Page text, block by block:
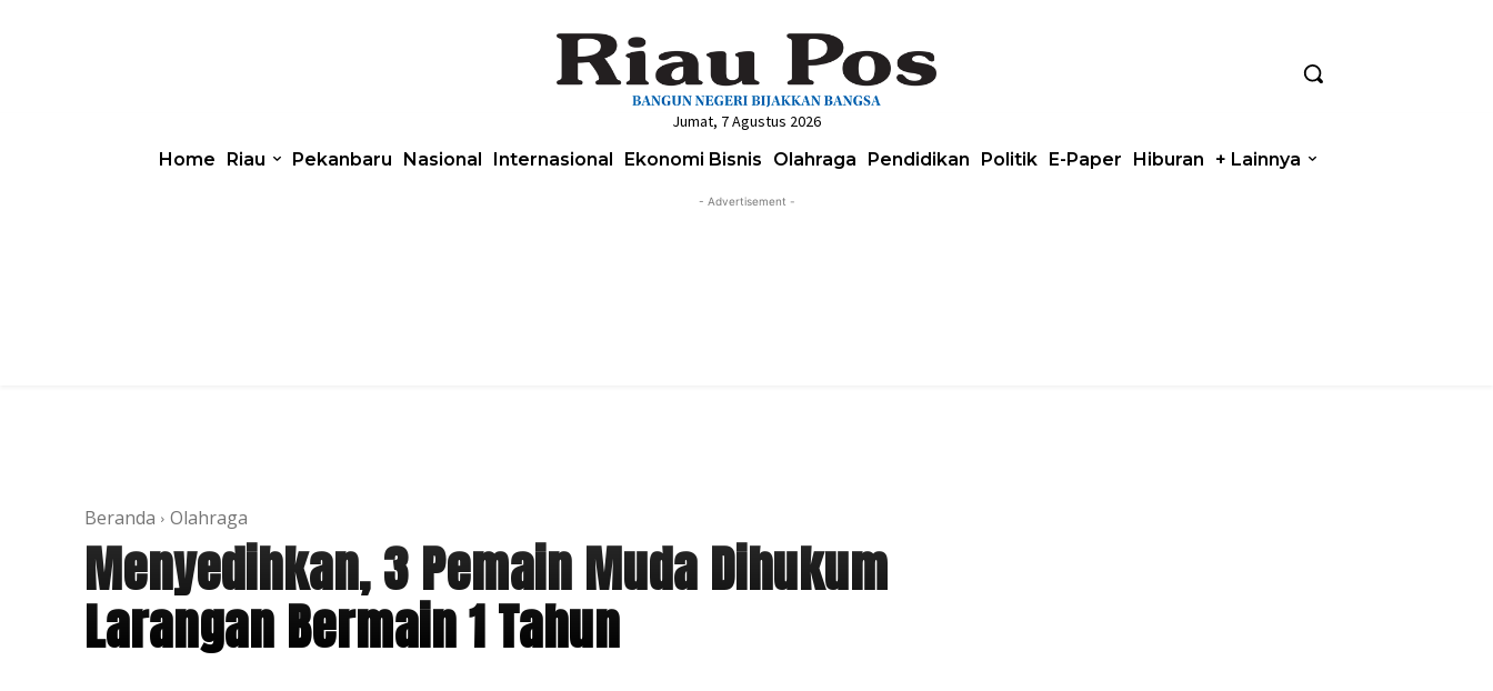
Jumat, 7 Agustus 2026
Home Riau Pekanbaru Nasional Internasional Ekonomi Bisnis Olahraga Pendidikan Politik E-Paper Hiburan + Lainnya
- Advertisement -
Beranda Olahraga
Menyedihkan, 3 Pemain Muda Dihukum
Larangan Bermain 1 Tahun